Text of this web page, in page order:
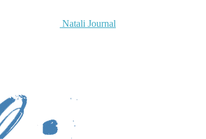
Natali Journal